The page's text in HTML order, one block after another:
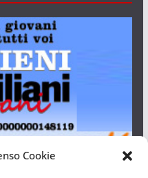
Cookie